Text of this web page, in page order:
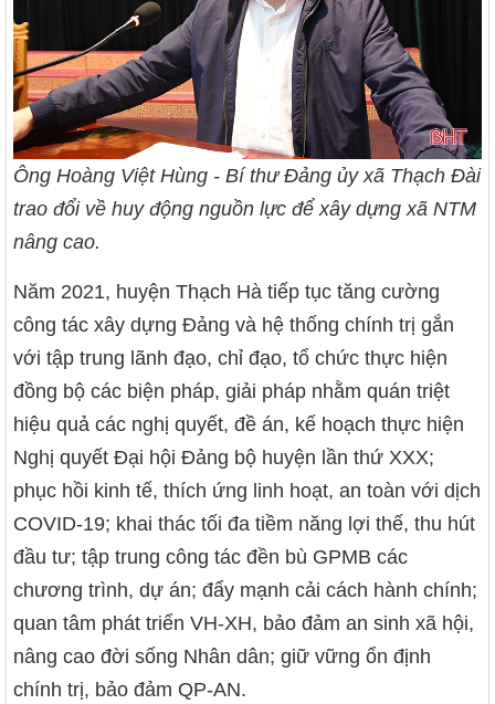
Ông Hoàng Việt Hùng - Bí thư Đảng ủy xã Thạch Đài
trao đổi về huy động nguồn lực để xây dựng xã NTM
nâng cao.
Năm 2021, huyện Thạch Hà tiếp tục tăng cường
công tác xây dựng Đảng và hệ thống chính trị gắn
với tập trung lãnh đạo, chỉ đạo, tổ chức thực hiện
đồng bộ các biện pháp, giải pháp nhằm quán triệt
hiệu quả các nghị quyết, đề án, kế hoạch thực hiện
Nghị quyết Đại hội Đảng bộ huyện lần thứ XXX;
phục hồi kinh tế, thích ứng linh hoạt, an toàn với dịch
COVID-19; khai thác tối đa tiềm năng lợi thế, thu hút
đầu tư; tập trung công tác đền bù GPMB các
chương trình, dự án; đẩy mạnh cải cách hành chính;
quan tâm phát triển VH-XH, bảo đảm an sinh xã hội,
nâng cao đời sống Nhân dân; giữ vững ổn định
chính trị, bảo đảm QP-AN.